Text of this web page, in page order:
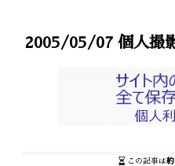
2005/05/07 個人撮
この記事は